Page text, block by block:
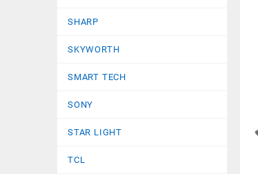
SHARP
SKYWORTH
SMART TECH
SONY
STAR LIGHT
TCL